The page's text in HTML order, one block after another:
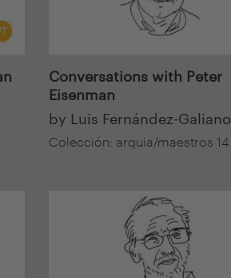
Conversations with Peter
Eisenman
by Luis Fernández-Galiano
Colección: arquia/maestros 14